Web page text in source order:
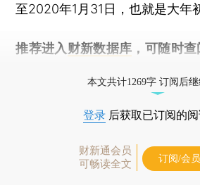
至2020年1月31日，也就是大年
推荐进入 财新数据库 ，可随时
本文共计1269字 订阅后
登录 后获取已订阅的
财新通会员
可畅读全文
订阅/会